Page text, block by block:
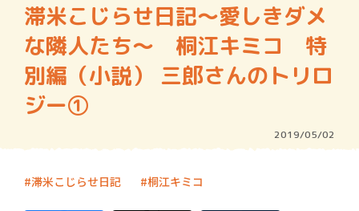
滞米こじらせ日記～愛しきダメ
な隣人たち～ 桐江キミコ 特
別編（小説） 三郎さんのトリロ
ジー①
2019/05/02
滞米こじらせ日記 桐江キミコ